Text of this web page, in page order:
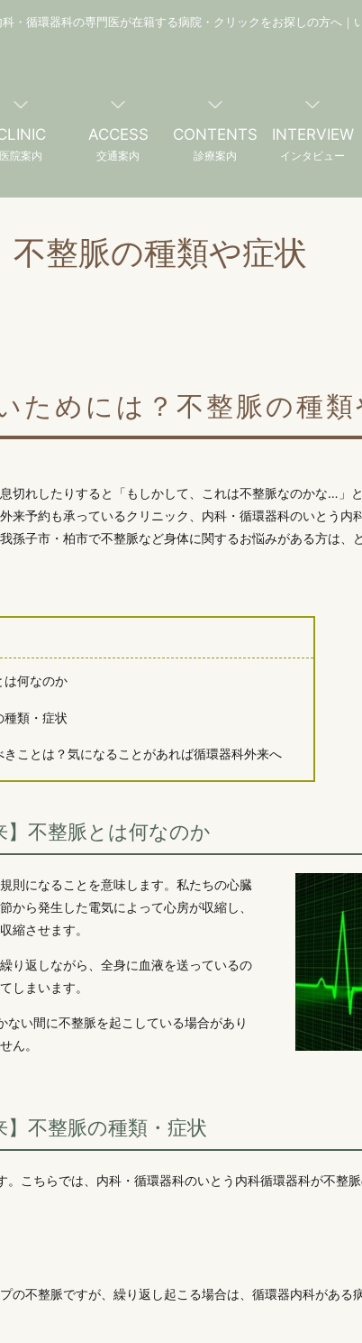
・循環器科の専門医が在籍する病院・クリックをお探しの方へ｜
医院案内
ACCESS
交通案内
CONTENTS
診療案内
INTERVIEW
インタビュー
不整脈の種類や症状
ためには？不整脈の種
切れしたりすると「もしかして、これは不整脈なのかな…」
来予約も承っているクリニック、内科・循環器科のいとう内
孫子市・柏市で不整脈など身体に関するお悩みがある方は、
は何なのか
種類・症状
ことは？気になることがあれば循環器科外来へ
】不整脈とは何なのか
則になることを意味します。私たちの心臓
から発生した電気によって心房が収縮し、
縮させます。
り返しながら、全身に血液を送っているの
しまいます。
い間に不整脈を起こしている場合があり
ん。
】不整脈の種類・症状
こちらでは、内科・循環器科のいとう内科循環器科が不整
の不整脈ですが、繰り返し起こる場合は、循環器内科がある